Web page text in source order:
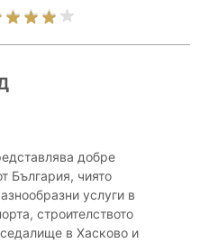
добре
България, чиято
услуги в
строителството
в Хасково и